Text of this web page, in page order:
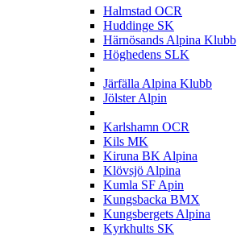
Halmstad OCR
Huddinge SK
Härnösands Alpina Klubb
Höghedens SLK
Järfälla Alpina Klubb
Jölster Alpin
Karlshamn OCR
Kils MK
Kiruna BK Alpina
Klövsjö Alpina
Kumla SF Apin
Kungsbacka BMX
Kungsbergets Alpina
Kyrkhults SK